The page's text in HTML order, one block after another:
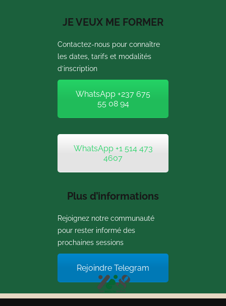
JE VEUX ME FORMER
Contactez-nous pour connaître
les dates, tarifs et modalités
d’inscription
WhatsApp +237 675
55 08 94
WhatsApp +1 514 473
4607
Plus d’informations
Rejoignez notre communauté
pour rester informé des
prochaines sessions
Rejoindre Telegram